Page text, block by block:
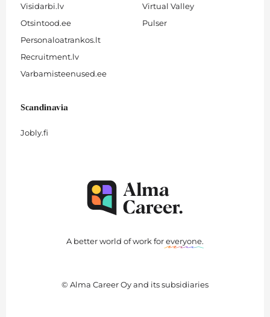
Visidarbi.lv
Otsintood.ee
Personaloatrankos.lt
Recruitment.lv
Varbamisteenused.ee
Virtual Valley
Pulser
Scandinavia
Jobly.fi
A better world of work foreveryone.
© Alma Career Oy and its subsidiaries